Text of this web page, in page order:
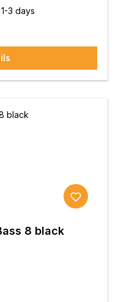
3 days
8 black